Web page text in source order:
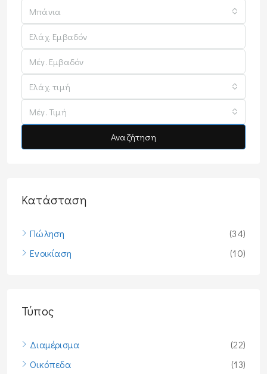
Μπάνια
Ελάχ. τιμή
Μέγ. Τιμή
Αναζήτηση
Κατάσταση
Πώληση
(34)
Ενοικίαση
(10)
Τύπος
Διαμέρισμα
(22)
Οικόπεδα
(13)